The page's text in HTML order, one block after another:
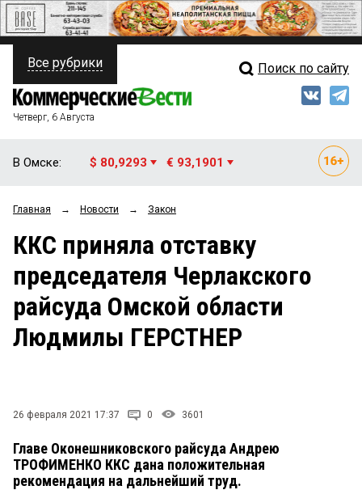
ПОЛИТИКА
ФИНАНСЫ
ОБЩЕСТВО
ЗАКОН
НОВОСТИ КОМПАНИЙ
Свежий выпуск
Рейтинги
Блоги
Архив
Все рубрики Поиск по сайту
Четверг, 6 Августа
В Омске: $ 80,9293 € 93,1901
Главная → Новости → Закон
ККС приняла отставку
председателя Черлакского
райсуда Омской области
Людмилы ГЕРСТНЕР
26 февраля 2021 17:37 0 3601
Главе Оконешниковского райсуда Андрею
ТРОФИМЕНКО ККС дана положительная
рекомендация на дальнейший труд.